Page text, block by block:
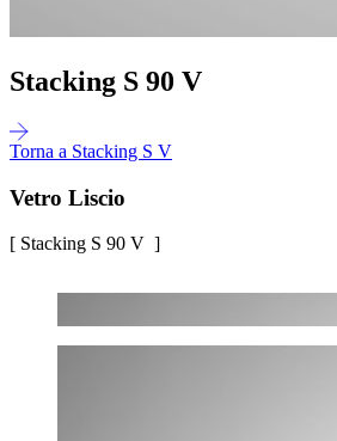
Stacking S 90 V
Torna a Stacking S V
Vetro Liscio
[ Stacking S 90 V ]